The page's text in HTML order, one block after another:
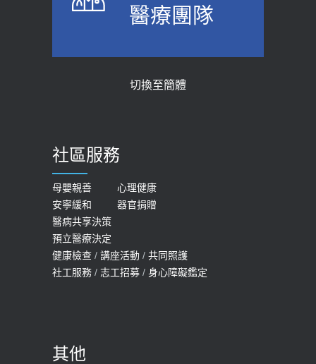
醫示警：1病症嚴重恐喪命
2026-05-21
女性必看國健署公費懶人包！這幾項檢
查完全免費 沒做虧大了
2026-05-14
質密度檢查！醫：注意5重點可逆轉
膝蓋退化有9大部位 骨科醫坦言：不
一定得換人工關節
2019-10-08
20歲迪士尼男星因癲癇猝逝 老人小
孩最好發、醫師點出8大前兆
2019-07-09
醫療團隊
切換至簡體
社區服務
母嬰親善
心理健康
安寧緩和
器官捐贈
醫病共享決策
預立醫療決定
健康檢查 / 講座活動 / 共同照護
社工服務 / 志工招募 / 身心障礙鑑定
其他